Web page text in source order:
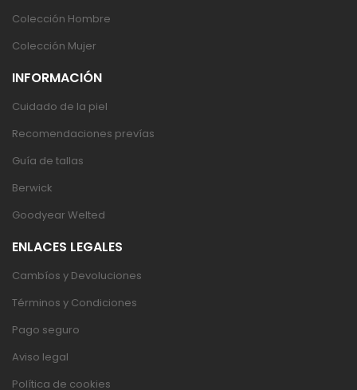
Colección Hombre
Colección Mujer
INFORMACIÓN
Cuidado de la piel
Recomendaciones prevías
Guía de tallas
Berwick
Goodyear Welted
ENLACES LEGALES
Cambíos y Devoluciones
Términos y Condiciones
Pago seguro
Aviso legal
Política de cookies